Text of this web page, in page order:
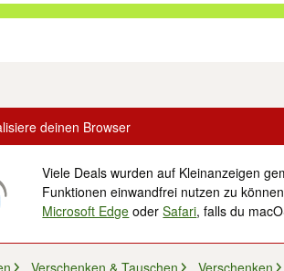
deinen Browser
Viele Deals wurden auf Kleinanzeigen
Funktionen einwandfrei nutzen zu
Microsoft Edge oderSafari, falls du
Verschenken & Tauschen Verschenken